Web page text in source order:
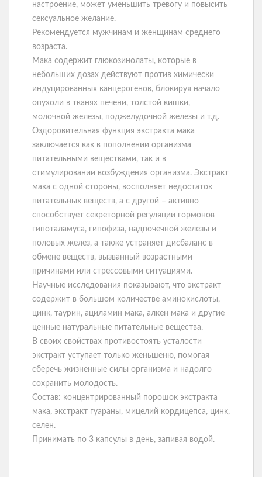
настроение, может уменьшить тревогу и повысить
сексуальное желание.
Рекомендуется мужчинам и женщинам среднего
возраста.
Мака содержит глюкозинолаты, которые в
небольших дозах действуют против химически
индуцированных канцерогенов, блокируя начало
опухоли в тканях печени, толстой кишки,
молочной железы, поджелудочной железы и т.д.
Оздоровительная функция экстракта мака
заключается как в пополнении организма
питательными веществами, так и в
стимулировании возбуждения организма. Экстракт
мака с одной стороны, восполняет недостаток
питательных веществ, а с другой – активно
способствует секреторной регуляции гормонов
гипоталамуса, гипофиза, надпочечной железы и
половых желез, а также устраняет дисбаланс в
обмене веществ, вызванный возрастными
причинами или стрессовыми ситуациями.
Научные исследования показывают, что экстракт
содержит в большом количестве аминокислоты,
цинк, таурин, ациламин мака, алкен мака и другие
ценные натуральные питательные вещества.
В своих свойствах противостоять усталости
экстракт уступает только женьшеню, помогая
сберечь жизненные силы организма и надолго
сохранить молодость.
Состав: концентрированный порошок экстракта
мака, экстракт гуараны, мицелий кордицепса, цинк,
селен.
Принимать по 3 капсулы в день, запивая водой.